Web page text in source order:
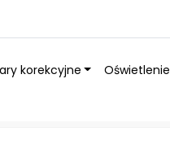
korekcyjne Oświetlenie